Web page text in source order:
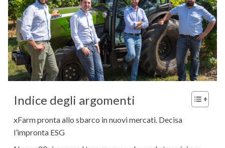
Indice degli argomenti
xFarm pronta allo sbarco in nuovi mercati. Decisa
l’impronta ESG